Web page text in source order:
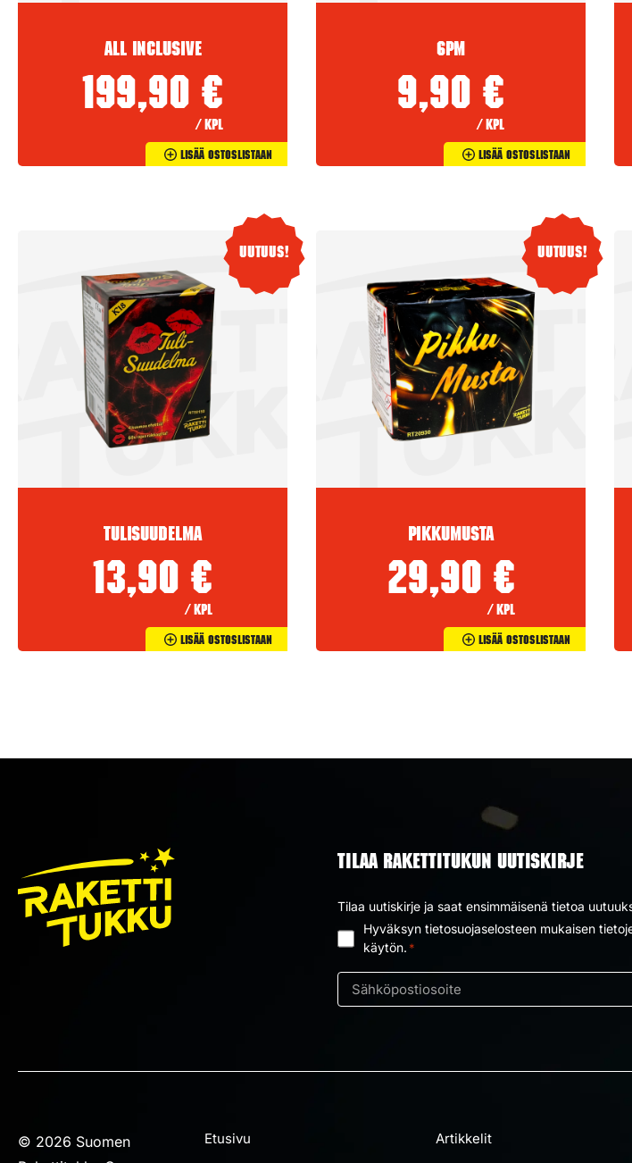
All Inclusive
199,90 €
/ kpl
Lisää Ostoslistaan
6PM
9,90 €
/ kpl
Lisää Ostoslistaan
Uutuus!
Tulisuudelma
13,90 €
/ kpl
Lisää Ostoslistaan
Uutuus!
Pikkumusta
29,90 €
/ kpl
Lisää Ostoslistaan
TILAA RAKETTITUKUN UUTISKIRJE
Tilaa uutiskirje ja saat ensimmäisenä tietoa
Suostumus
*
Hyväksyn tietosuojaselosteen mukaisen
käytön. *
Sähköposti
© 2026 Suomen
Etusivu Artikkelit